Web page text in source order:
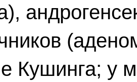
Кушинга; у